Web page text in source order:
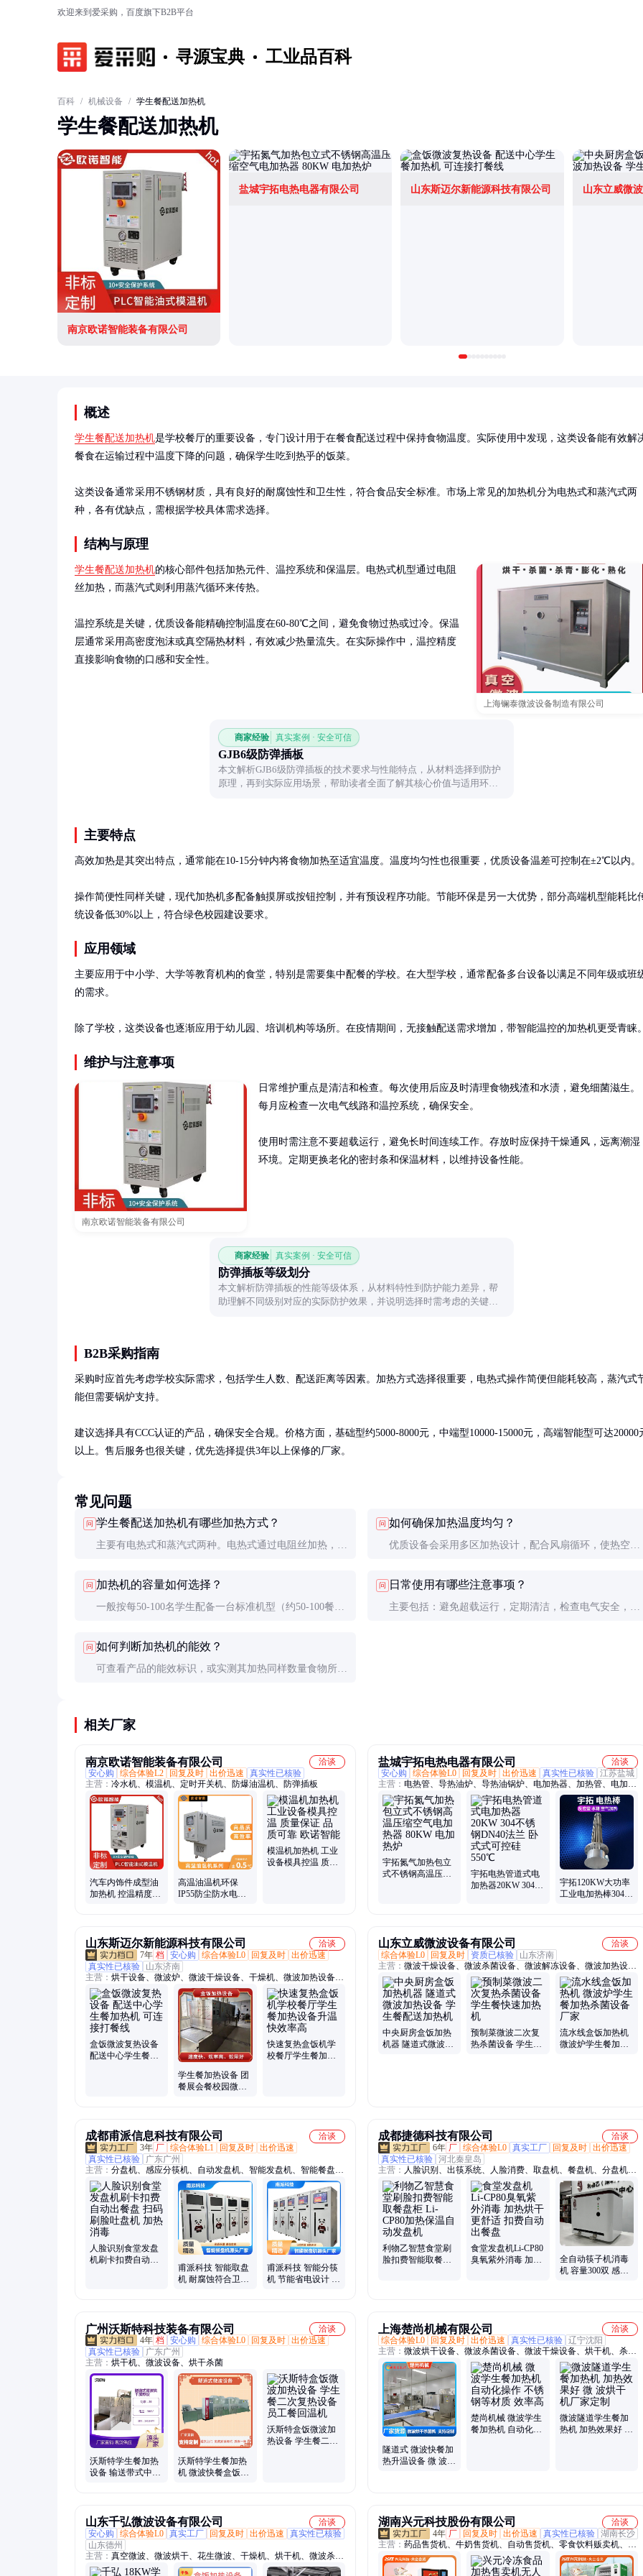
欢迎来到爱采购，百度旗下B2B平台
寻源宝典 工业品百科
百科 / 机械设备 / 学生餐配送加热机
学生餐配送加热机
南京欧诺智能装备有限公司
盐城宇拓电热电器有限公司 山东斯迈尔新能源科技有限公司 山东立威微
概述
学生餐配送加热机是学校餐厅的重要设备，专门设计用于在餐食配送过程中保持食物温度。实际使用中发现，这类设备能有效解
餐食在运输过程中温度下降的问题，确保学生吃到热乎的饭菜。
这类设备通常采用不锈钢材质，具有良好的耐腐蚀性和卫生性，符合食品安全标准。市场上常见的加热机分为电热式和蒸汽式两
种，各有优缺点，需根据学校具体需求选择。
结构与原理
上海镧泰微波设备制造有限公司
学生餐配送加热机的核心部件包括加热元件、温控系统和保温层。电热式机型通过电阻
丝加热，而蒸汽式则利用蒸汽循环来传热。
温控系统是关键，优质设备能精确控制温度在60-80℃之间，避免食物过热或过冷。保温
层通常采用高密度泡沫或真空隔热材料，有效减少热量流失。在实际操作中，温控精度
直接影响食物的口感和安全性。
商家经验 真实案例 · 安全可信
GJB6级防弹插板
本文解析GJB6级防弹插板的技术要求与性能特点，从材料选择到防护
原理，再到实际应用场景，帮助读者全面了解其核心价值与适用环
主要特点
高效加热是其突出特点，通常能在10-15分钟内将食物加热至适宜温度。温度均匀性也很重要，优质设备温差可控制在±2℃以内。
操作简便性同样关键，现代加热机多配备触摸屏或按钮控制，并有预设程序功能。节能环保是另一大优势，部分高端机型能耗比
统设备低30%以上，符合绿色校园建设要求。
应用领域
主要应用于中小学、大学等教育机构的食堂，特别是需要集中配餐的学校。在大型学校，通常配备多台设备以满足不同年级或班
的需求。
除了学校，这类设备也逐渐应用于幼儿园、培训机构等场所。在疫情期间，无接触配送需求增加，带智能温控的加热机更受青睐
维护与注意事项
南京欧诺智能装备有限公司
日常维护重点是清洁和检查。每次使用后应及时清理食物残渣和水渍，避免细菌滋生。
每月应检查一次电气线路和温控系统，确保安全。
使用时需注意不要超载运行，避免长时间连续工作。存放时应保持干燥通风，远离潮湿
环境。定期更换老化的密封条和保温材料，以维持设备性能。
商家经验 真实案例 · 安全可信
防弹插板等级划分
本文解析防弹插板的性能等级体系，从材料特性到防护能力差异，帮
助理解不同级别对应的实际防护效果，并说明选择时需考虑的关键要
B2B采购指南
采购时应首先考虑学校实际需求，包括学生人数、配送距离等因素。加热方式选择很重要，电热式操作简便但能耗较高，蒸汽式
能但需要锅炉支持。
建议选择具有CCC认证的产品，确保安全合规。价格方面，基础型约5000-8000元，中端型10000-15000元，高端智能型可达20000
以上。售后服务也很关键，优先选择提供3年以上保修的厂家。
常见问题
问 学生餐配送加热机有哪些加热方式？
主要有电热式和蒸汽式两种。电热式通过电阻丝加热，操
需要锅炉支持。选择时需根据学校实际情况决定。
问 如何确保加热温度均匀？
优质设备会采用多区加热设计，配合风扇循环，使热空气
在±2℃以内。
问 加热机的容量如何选择？
一般按每50-100名学生配备一台标准机型（约50-100餐盒
产品，方便扩展。
问 日常使用有哪些注意事项？
主要包括：避免超载运行，定期清洁，检查电气安全，及
问 如何判断加热机的能效？
可查看产品的能效标识，或实测其加热同样数量食物所耗
相关厂家
南京欧诺智能装备有限公司
洽谈
安心购
综合体验L2 回复及时 出价迅速
真实性已核验
主营： 冷水机、模温机、定时开关机、防爆油温机、防弹插板
汽车内饰件成型油
加热机 控温精度
高温油温机环保
IP55防尘防水电控
模温机加热机 工业
设备模具控温 质量
盐城宇拓电热电器有限公司
洽谈
安心购
综合体验L0 回复及时 出价迅速 真实性已核验 江苏盐城
主营： 电热管、导热油炉、导热油锅炉、电加热器、加热管、电加热
炉、管道电加热器、加热器、气体加热器、防爆加热器、电加热管、
模温机、导热油加热器、防爆电加热器、水箱加热棒、空气加热器、
电加热导热油炉、水箱电加热管、熔盐电加热器、加热包、脱硝电加
热器、电加热设备、辅助电加热器、工业电加热器、电热风炉
宇拓氮气加热包立
式不锈钢高温压缩
宇拓电热管道式电
加热器20KW 304不
宇拓120KW大功率
工业电加热棒304不
山东斯迈尔新能源科技有限公司
洽谈
7年 档 安心购 综合体验L0 回复及时 出价迅速
真实性已核验
山东济南
主营： 烘干设备、微波炉、微波干燥设备、干燥机、微波加热设备、
脱水机、真空微波干燥机、微波盒饭加热设备、微波杀菌机、粉末灭
菌机、大型工业烘干机、杂粮熟化烘焙机、茶叶杀青设备、微波灭菌
设备、灭活设备、烘干房、热泵烘房、熟化设备、工业微波设备、微
波烘干、大虾烘烤设备、杀菌设备、微波灭虫卵设备
盒饭微波复热设备
配送中心学生餐加
学生餐加热设备 团
餐展会餐校园微波
快速复热盒饭机学
校餐厅学生餐加热
山东立威微波设备有限公司
洽谈
综合体验L0
回复及时 资质已核验
山东济南
主营： 微波干燥设备、微波杀菌设备、微波解冻设备、微波加热设
备、微波熟化设备、微波脱脂设备、微波膨化设备、工业微波设备
中央厨房盒饭加热
机器 隧道式微波加
预制菜微波二次复
热杀菌设备 学生餐
流水线盒饭加热机
微波炉学生餐加热
成都甫派信息科技有限公司
洽谈
3年 厂 综合体验L1 回复及时 出价迅速
真实性已核验
广东广州
主营： 分盘机、感应分筷机、自动发盘机、智能发盘机、智能餐盘
机、餐盘机、取盘机、智能取盘机、刷脸餐盘机、分筷机、感应出筷
机、发盘机、智慧食堂
人脸识别食堂发盘
机刷卡扣费自动出
甫派科技 智能取盘
机 耐腐蚀符合卫生
甫派科技 智能分筷
机 节能省电设计 加
成都捷德科技有限公司
洽谈
6年 厂 综合体验L0 真实工厂 回复及时 出价迅速
真实性已核验 河北秦皇岛
主营： 人脸识别、出筷系统、人脸消费、取盘机、餐盘机、分盘机、
就餐系统、手机订餐、餐厅刷脸、餐盘自取、餐厅自动出、刷脸就餐
机、自动发盘机、餐盘自动取、自动吐餐盘、自动分餐盘、吐餐盘设
备、自助取餐盘、自动出餐盘、自动发放机、自动出筷机、刷脸扣
费、食堂刷脸、动态人脸、识别消费系统
利物乙智慧食堂刷
脸扣费智能取餐盘
食堂发盘机Li-CP80
臭氧紫外消毒 加热
全自动筷子机消毒
机 容量300双 感应
广州沃斯特科技装备有限公司
洽谈
4年 档 安心购 综合体验L0 回复及时 出价迅速
真实性已核验
广东广州
主营： 烘干机、微波设备、烘干杀菌
沃斯特学生餐加热
设备 输送带式中央
沃斯特学生餐加热
机 微波快餐盒饭加
沃斯特盒饭微波加
热设备 学生餐二次
上海楚尚机械有限公司
洽谈
综合体验L0
回复及时 出价迅速 真实性已核验 辽宁沈阳
主营： 微波烘干设备、微波杀菌设备、微波干燥设备、烘干机、杀菌
机、微波烘干机、微波干燥机、微波杀菌机、微波加热机、微波加热
设备、干燥机、烘干设备、干燥设备、杀菌设备
隧道式 微波快餐加
热升温设备 微 波隧
楚尚机械 微波学生
餐加热机 自动化操
微波隧道学生餐加
热机 加热效果好 微
山东千弘微波设备有限公司
洽谈
安心购
综合体验L0 真实工厂 回复及时 出价迅速
真实性已核验
山东德州
主营： 真空微波、微波烘干、花生微波、干燥机、烘干机、微波杀青
机、微波杀菌机、盒饭加热机、烘干杀菌机、烘干设备、干燥设备、
湖南兴元科技股份有限公司
洽谈
4年 厂 回复及时 出价迅速 真实性已核验 湖南长沙
主营： 药品售货机、牛奶售货机、自动售货机、零食饮料贩卖机、文
创盲盒售货机、医用自动售货机、学校自动售货机、景区自动售货
机、冷冻食品售货机、生鲜果蔬售货机、盒饭自动售货机、工具刀具